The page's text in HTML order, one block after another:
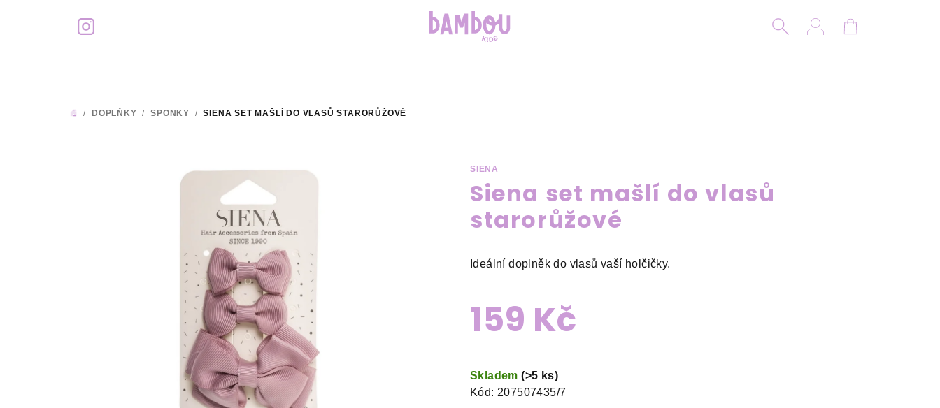
DOMŮ
/ DOPLŇKY / SPONKY / SIENA SET MAŠLÍ DO VLASŮ STARORŮŽOVÉ
SIENA
Siena set mašlí do vlasů
starorůžové
Ideální doplněk do vlasů vaší holčičky.
159 Kč
cena:
Skladem(>5 ks)
Kód: 207507435/7